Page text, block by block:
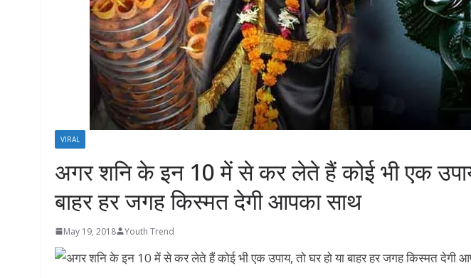
VIRAL
अगर शनि के इन 10 में से कर लेते हैं कोई भी एक
बाहर हर जगह किस्मत देगी आपका साथ
May 19, 2018 Youth Trend